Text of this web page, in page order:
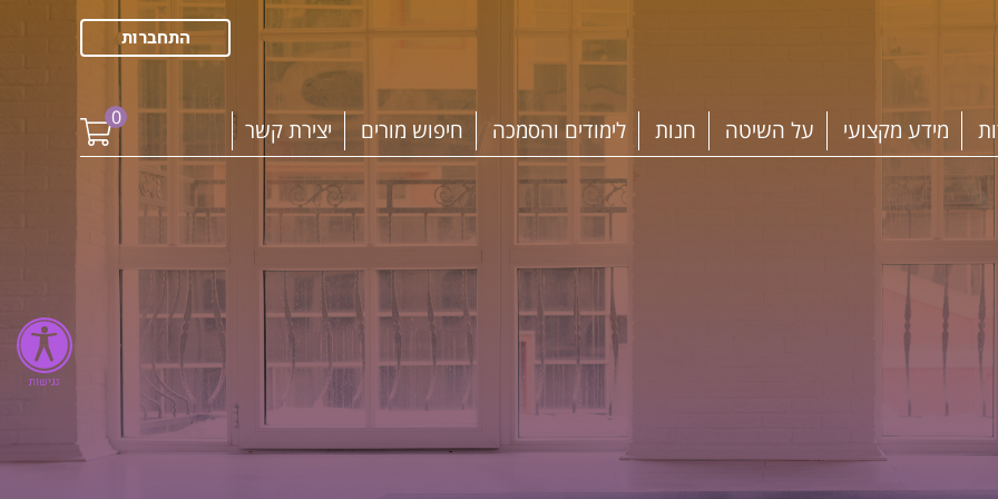
התחברות
מידע מקצועי על השיטה חנות לימודים והסמכה חיפוש מורים יצירת קשר 0